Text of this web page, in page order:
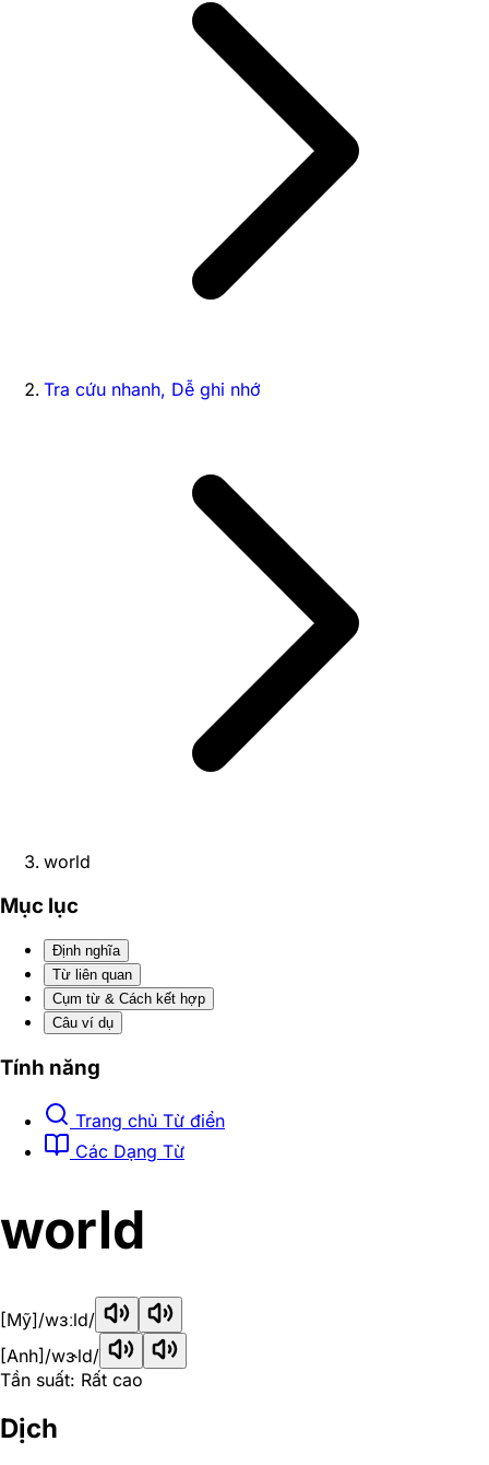
Tra cứu nhanh, Dễ ghi nhớ
world
Mục lục
Định nghĩa
Từ liên quan
Cụm từ & Cách kết hợp
Câu ví dụ
Tính năng
Trang chủ Từ điển
Các Dạng Từ
world
[Mỹ]/wɜːld/
[Anh] /wɝld/
Tần suất: Rất cao
Dịch